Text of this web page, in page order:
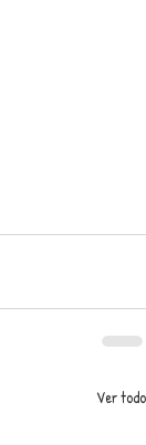
Ver todo